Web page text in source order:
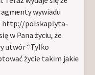
wywiadu
http://polskaplyta-
w Pana życiu, że
utwór “Tylko
życie takim jakie